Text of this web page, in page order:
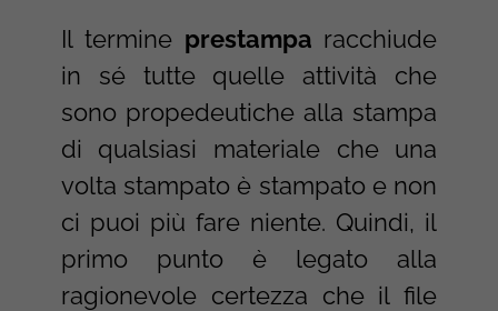
Il termine prestampa racchiude
in sé tutte quelle attività che
sono propedeutiche alla stampa
di qualsiasi materiale che una
volta stampato è stampato e non
ci puoi più fare niente. Quindi, il
primo punto è legato alla
ragionevole certezza che il file